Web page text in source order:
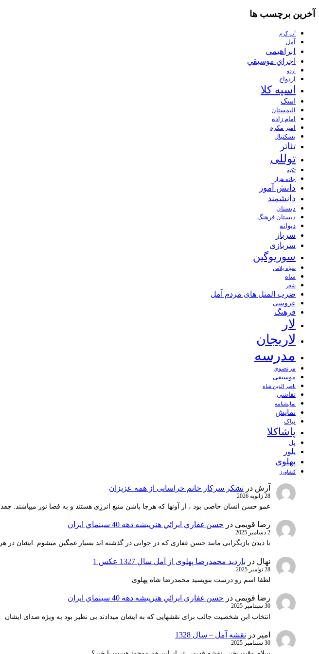
آخرین برچسب ها
آب گرم
آمل
ابراهیمی
اجراي موسيقي
اردو
ازدواج
اسپه کلا
اسک
الیمستان
امام زاده
امیر مکرم
بسکتبال
تئاتر
توللی
تکیه
جاده هراز
دانش آموز
دانشمند
دبستان
دبستان فرهنگ
دیوانه
سرباز
سربازی
سوریوگین
سیاه پلاس
شاه
شعر
ضرب المثل های مردم آمل
عروسی
فرهنگ
لار
لاریجان
مدرسه
مرتضوی
موسیقی
ناصر الدین شاه
نقاشی
نمايشنامه
نمایش
نیاک
پاشاکلا
پل
پلور
پهلوی
کشاورز
آرش در تشکر سرکار خانم خراسانی از همه عزیزان
28 ژانویه 2026
عمو حسن انسان خاصی بود ، از آونها که هرجا باشن منبع انرژِی هستند و به فضا نور میپاشند.
رضا قویمی در حسن غفاري ايرائي هنرپيشه دهه 40 سينماي ايران
2 دسامبر 2025
با دیدن بازیگرانی مانند حسن غفاری که در جوانی در گذشته اند بسیار غمگین میشوم .ایشان در
نهال در بازدید محمدرضا پهلوی از آمل سال 1327 عکس 1
28 نوامبر 2025
لطفا اسم رو درست بنویسید محمدرضا شاه پهلوی
رضا قویمی در حسن غفاري ايرائي هنرپيشه دهه 40 سينماي ايران
30 سپتامبر 2025
انتخاب ابن شخصیت جالب برای نقشهایی که به ایشان میدادند بی نظیر بود به ویژه صدای ایشان
امیر در نقشه آمل – سال 1328
30 سپتامبر 2025